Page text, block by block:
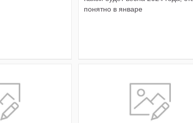
понятно в январе